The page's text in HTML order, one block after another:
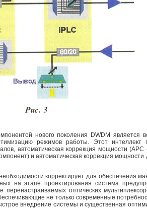
нового поколения DWDM является
режимов работы. Этот интеллект
автоматическая коррекция мощности
и автоматическая коррекция
корректирует для обеспечения
на этапе проектирования система
оптических
не только современные
внедрение системы и существенная